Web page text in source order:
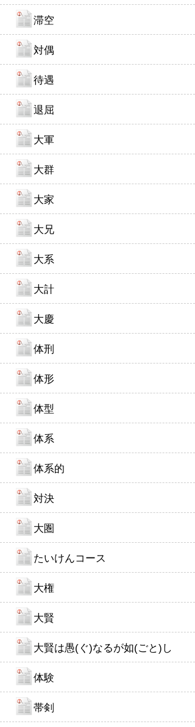
滞空
対偶
待遇
退屈
大軍
大群
大家
大兄
大系
大計
大慶
体刑
体形
体型
体系
体系的
対決
大圏
たいけんコース
大権
大賢
大賢は愚(ぐ)なるが如(ごと)し
体験
帯剣